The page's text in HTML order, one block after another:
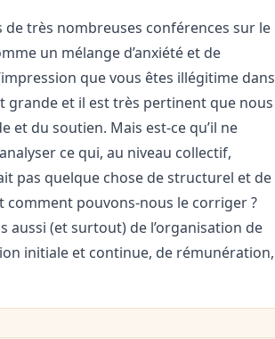
de très nombreuses conférences sur le
un mélange d’anxiété et de
que vous êtes illégitime dans
grande et il est très pertinent que nous
et du soutien. Mais est-ce qu’il ne
ce qui, au niveau collectif,
pas quelque chose de structurel et de
pouvons-nous le corriger ?
aussi (et surtout) de l’organisation de
initiale et continue, de rémunération,